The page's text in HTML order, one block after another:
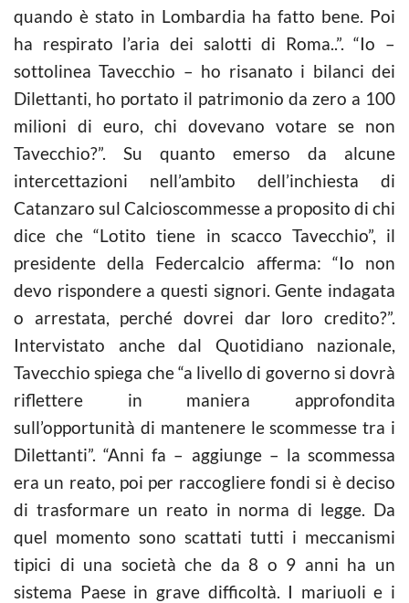
quando è stato in Lombardia ha fatto bene. Poi
ha respirato l’aria dei salotti di Roma..”. “Io –
sottolinea Tavecchio – ho risanato i bilanci dei
Dilettanti, ho portato il patrimonio da zero a 100
milioni di euro, chi dovevano votare se non
Tavecchio?”. Su quanto emerso da alcune
intercettazioni nell’ambito dell’inchiesta di
Catanzaro sul Calcioscommesse a proposito di chi
dice che “Lotito tiene in scacco Tavecchio”, il
presidente della Federcalcio afferma: “Io non
devo rispondere a questi signori. Gente indagata
o arrestata, perché dovrei dar loro credito?”.
Intervistato anche dal Quotidiano nazionale,
Tavecchio spiega che “a livello di governo si dovrà
riflettere in maniera approfondita
sull’opportunità di mantenere le scommesse tra i
Dilettanti”. “Anni fa – aggiunge – la scommessa
era un reato, poi per raccogliere fondi si è deciso
di trasformare un reato in norma di legge. Da
quel momento sono scattati tutti i meccanismi
tipici di una società che da 8 o 9 anni ha un
sistema Paese in grave difficoltà. I mariuoli e i